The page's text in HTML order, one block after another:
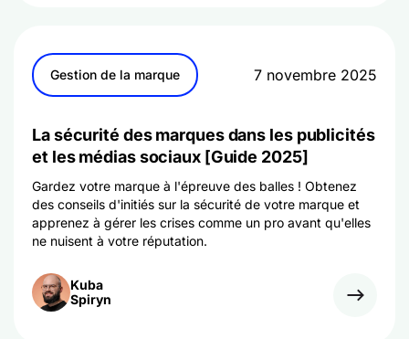
Gestion de la marque 7 novembre 2025
La sécurité des marques dans les publicités
et les médias sociaux [Guide 2025]
Gardez votre marque à l'épreuve des balles ! Obtenez
des conseils d'initiés sur la sécurité de votre marque et
apprenez à gérer les crises comme un pro avant qu'elles
ne nuisent à votre réputation.
Kuba
Spiryn